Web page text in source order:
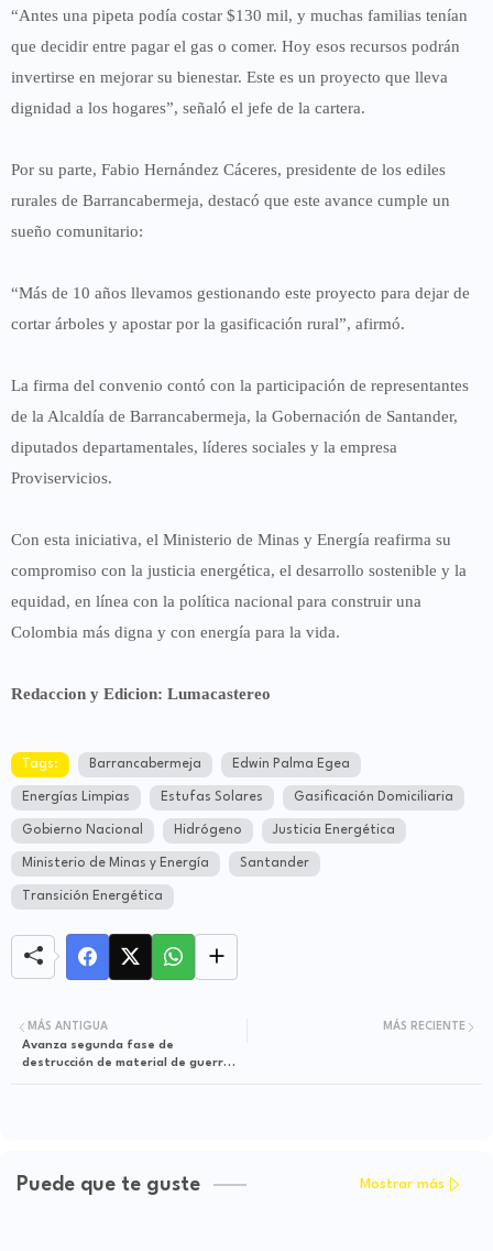
“Antes una pipeta podía costar $130 mil, y muchas familias tenían
que decidir entre pagar el gas o comer. Hoy esos recursos podrán
invertirse en mejorar su bienestar. Este es un proyecto que lleva
dignidad a los hogares”, señaló el jefe de la cartera.
Por su parte, Fabio Hernández Cáceres, presidente de los ediles
rurales de Barrancabermeja, destacó que este avance cumple un
sueño comunitario:
“Más de 10 años llevamos gestionando este proyecto para dejar de
cortar árboles y apostar por la gasificación rural”, afirmó.
La firma del convenio contó con la participación de representantes
de la Alcaldía de Barrancabermeja, la Gobernación de Santander,
diputados departamentales, líderes sociales y la empresa
Proviservicios.
Con esta iniciativa, el Ministerio de Minas y Energía reafirma su
compromiso con la justicia energética, el desarrollo sostenible y la
equidad, en línea con la política nacional para construir una
Colombia más digna y con energía para la vida.
Redaccion y Edicion: Lumacastereo
Tags: Barrancabermeja Edwin Palma Egea
Energías Limpias Estufas Solares Gasificación Domiciliaria
Gobierno Nacional Hidrógeno Justicia Energética
Ministerio de Minas y Energía Santander
Transición Energética
MÁS RECIENTE
MÁS ANTIGUA
Avanza segunda fase de
destrucción de material de guerra
Puede que te guste Mostrar más